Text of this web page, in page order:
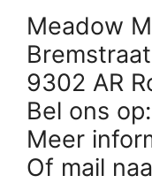
Meadow
9302 AR
Bel ons
Meer
Of mail